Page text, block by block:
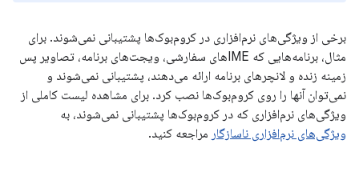
برخی از ویژگی‌های نرم‌افزاری در کروم‌بوک‌ها پشتیبانی نمی‌شوند. برای
مثال، برنامه‌هایی که IMEهای سفارشی، ویجت‌های برنامه، تصاویر پس
زمینه زنده و لانچرهای برنامه ارائه می‌دهند، پشتیبانی نمی‌شوند و
نمی‌توان آنها را روی کروم‌بوک‌ها نصب کرد. برای مشاهده لیست کاملی از
ویژگی‌های نرم‌افزاری که در کروم‌بوک‌ها پشتیبانی نمی‌شوند، به
ویژگی‌های نرم‌افزاری ناسازگار مراجعه کنید.